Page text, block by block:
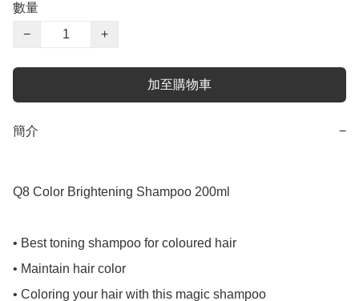
數量
−
+
加至購物車
簡介 −
Q8 Color Brightening Shampoo 200ml
• Best toning shampoo for coloured hair
• Maintain hair color
• Coloring your hair with this magic shampoo